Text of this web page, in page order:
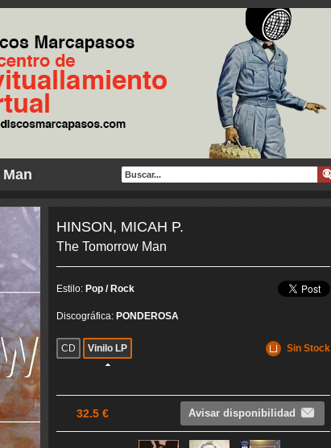
HINSON, MICAH P.
The Tomorrow Man
Estilo: Pop / Rock
Discográfica: PONDEROSA
CD Vinilo LP Sin Stock
32.5 € Avisar disponibilidad